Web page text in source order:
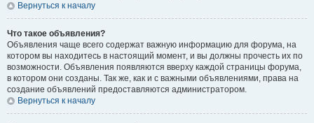
Вернуться к началу
Что такое объявления?
Объявления чаще всего содержат важную информацию для форума, на
котором вы находитесь в настоящий момент, и вы должны прочесть их по
возможности. Объявления появляются вверху каждой страницы форума,
в котором они созданы. Так же, как и с важными объявлениями, права на
создание объявлений предоставляются администратором.
Вернуться к началу